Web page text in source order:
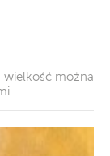
wielkość można